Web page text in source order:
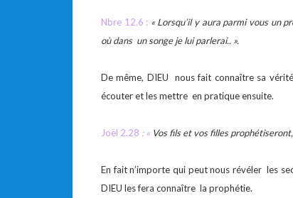
Nbre 12.6 : « Lorsqu’il y aura parmi vous un
où dans un songe je lui parlerai.. ».
De même, DIEU nous fait connaître sa
écouter et les mettre en pratique ensuite.
Joël 2.28 : « Vos fils et vos filles
En fait n’importe qui peut nous révéler les
DIEU les fera connaître la prophétie.